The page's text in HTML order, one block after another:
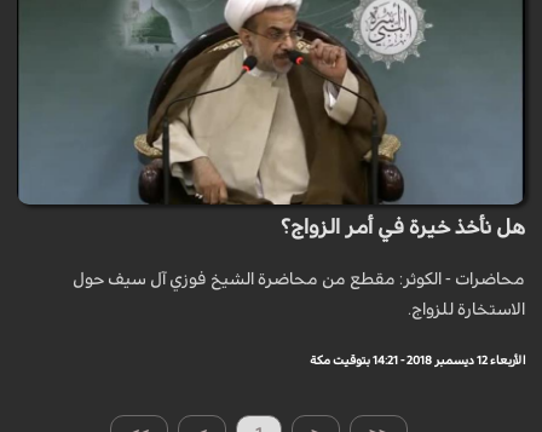
هل نأخذ خيرة في أمر الزواج؟
محاضرات - الكوثر: مقطع من محاضرة الشيخ فوزي آل سيف حول
الاستخارة للزواج.
الأربعاء 12 ديسمبر 2018 - 14:21 بتوقيت مكة